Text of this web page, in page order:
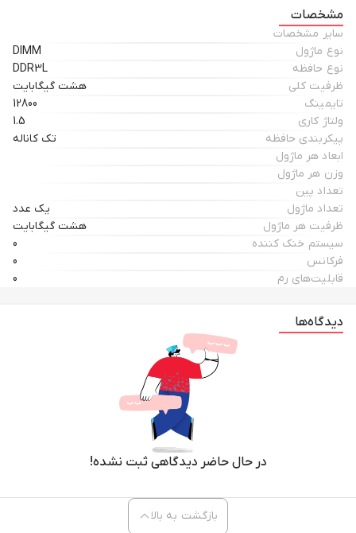
مشخصات
سایر مشخصات
نوع ماژول
DIMM
نوع حافظه
DDR3L
ظرفیت کلی
هشت گیگابایت
تایمینگ
12800
ولتاژ کاری
1.5
پیکربندی حافظه
تک کاناله
ابعاد هر ماژول
وزن هر ماژول
تعداد پین
تعداد ماژول
یک عدد
ظرفیت هر ماژول
هشت گیگابایت
سیستم خنک کننده
0
فرکانس
0
قابلیت‌های رم
0
دیدگاه‌ها
در حال حاضر دیدگاهی ثبت نشده!
بازگشت به بالا